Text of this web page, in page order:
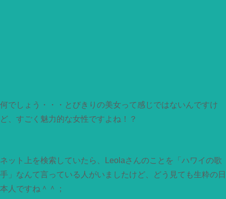
何でしょう・・・とびきりの美女って感じではないんですけ
ど、すごく魅力的な女性ですよね！？
ネット上を検索していたら、Leolaさんのことを「ハワイの歌
手」なんて言っている人がいましたけど、どう見ても生粋の日
本人ですね＾＾；